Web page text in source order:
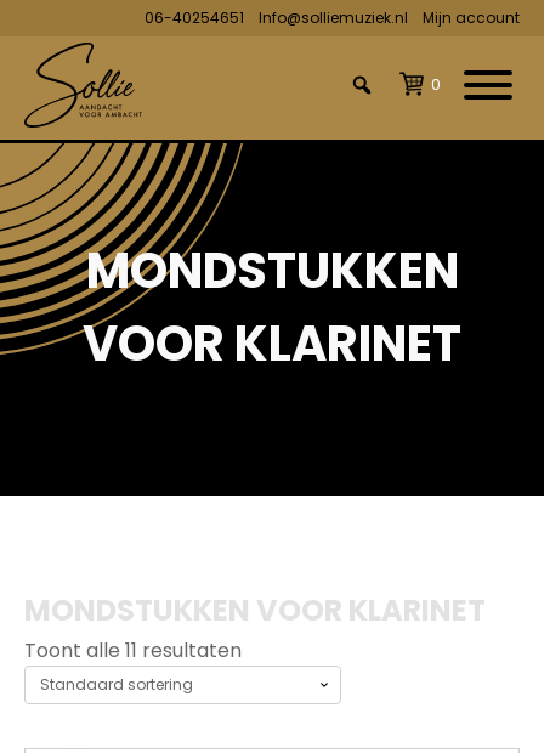
06-40254651 Info@solliemuziek.nl Mijn account
0
MONDSTUKKEN
VOOR KLARINET
MONDSTUKKEN VOOR KLARINET
Toont alle 11 resultaten